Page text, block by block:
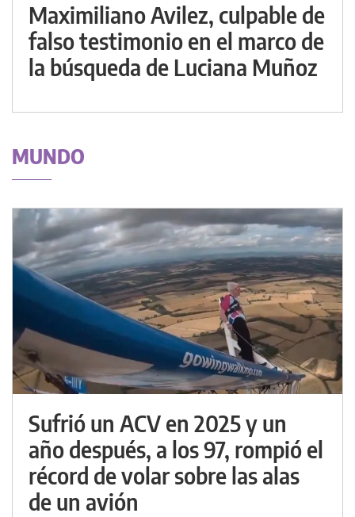
Maximiliano Avilez, culpable de
falso testimonio en el marco de
la búsqueda de Luciana Muñoz
MUNDO
Sufrió un ACV en 2025 y un
año después, a los 97, rompió el
récord de volar sobre las alas
de un avión